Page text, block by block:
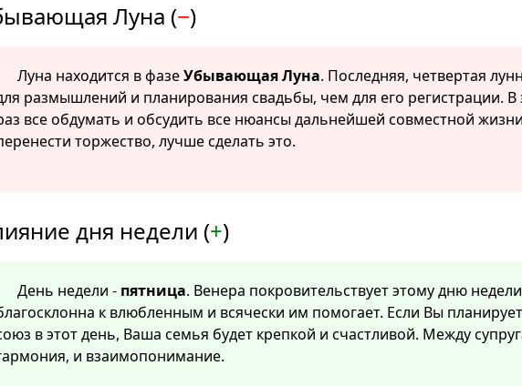
Луна (−)
Луна находится в фазеУбывающая Луна. Последняя, четвертая
размышлений и планирования свадьбы, чем для его регистрации.
все обдумать и обсудить все нюансы дальнейшей совместной
торжество, лучше сделать это.
дня недели (+)
День недели - пятница. Венера покровительствует этому дню
к влюбленным и всячески им помогает. Если Вы
в этот день, Ваша семья будет крепкой и счастливой. Между
и взаимопонимание.